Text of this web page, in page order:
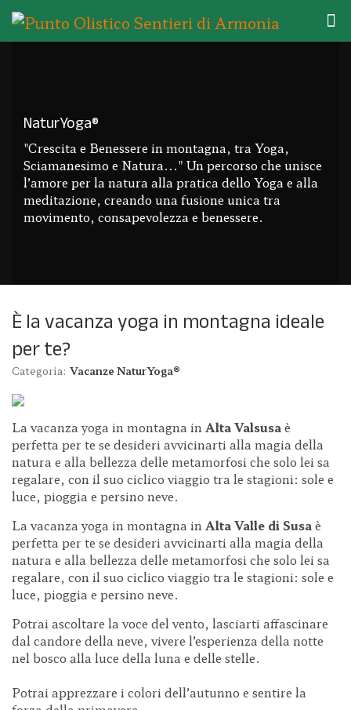
NaturYoga®
"Crescita e Benessere in montagna, tra Yoga,
Sciamanesimo e Natura..." Un percorso che unisce
l’amore per la natura alla pratica dello Yoga e alla
meditazione, creando una fusione unica tra
movimento, consapevolezza e benessere.
È la vacanza yoga in montagna ideale
per te?
Categoria: Vacanze NaturYoga®
La vacanza yoga in montagna in Alta Valsusaè
perfetta per te se desideri avvicinarti alla magia della
natura e alla bellezza delle metamorfosi che solo lei sa
regalare, con il suo ciclico viaggio tra le stagioni: sole e
luce, pioggia e persino neve.
La vacanza yoga in montagna in Alta Valle di Susaè
perfetta per te se desideri avvicinarti alla magia della
natura e alla bellezza delle metamorfosi che solo lei sa
regalare, con il suo ciclico viaggio tra le stagioni: sole e
luce, pioggia e persino neve.
Potrai ascoltare la voce del vento, lasciarti affascinare
dal candore della neve, vivere l’esperienza della notte
nel bosco alla luce della luna e delle stelle.
Potrai apprezzare i colori dell’autunno e sentire la